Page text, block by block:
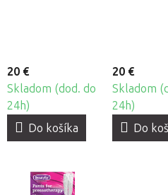
20 €
Skladom (dod. do
24h)
Do košíka
20 €
Skladom
24h)
Do